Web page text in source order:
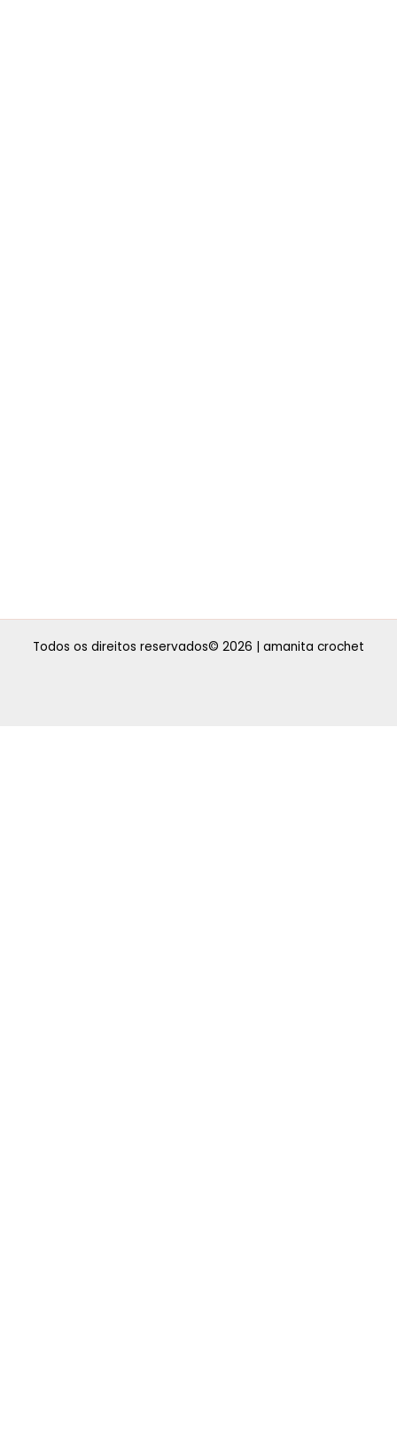
Todos os direitos reservados© 2026 | amanita crochet